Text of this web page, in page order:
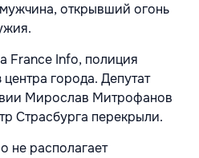
открывший огонь
France Info, полиция
города. Депутат
Мирослав Митрофанов
Страсбурга перекрыли.
не располагает